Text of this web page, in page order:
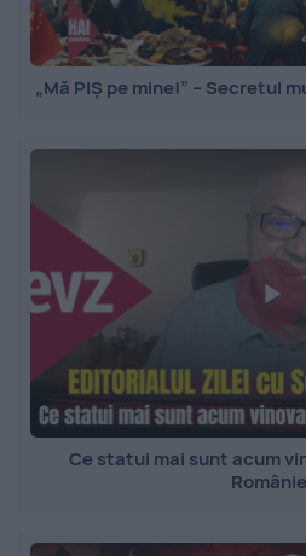
„Mă PIȘ pe mine!” – Secretul
Ce statui mai sunt acum